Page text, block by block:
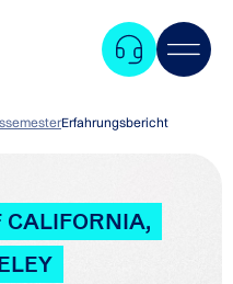
Erfahrungsbericht
CALIFORNIA,